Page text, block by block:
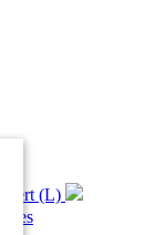
(L)